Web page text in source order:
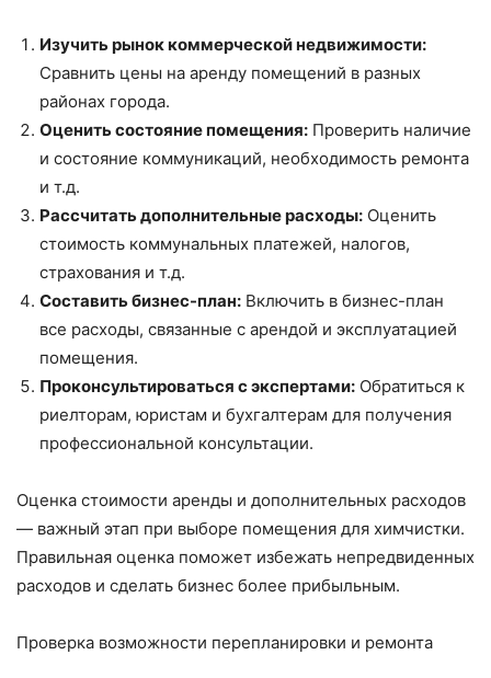
Изучить рынок коммерческой недвижимости:
Сравнить цены на аренду помещений в разных
районах города.
Оценить состояние помещения: Проверить наличие
и состояние коммуникаций, необходимость ремонта
и т.д.
Рассчитать дополнительные расходы: Оценить
стоимость коммунальных платежей, налогов,
страхования и т.д.
Составить бизнес-план: Включить в бизнес-план
все расходы, связанные с арендой и эксплуатацией
помещения.
Проконсультироваться с экспертами: Обратиться к
риелторам, юристам и бухгалтерам для получения
профессиональной консультации.
Оценка стоимости аренды и дополнительных расходов
— важный этап при выборе помещения для химчистки.
Правильная оценка поможет избежать непредвиденных
расходов и сделать бизнес более прибыльным.
Проверка возможности перепланировки и ремонта